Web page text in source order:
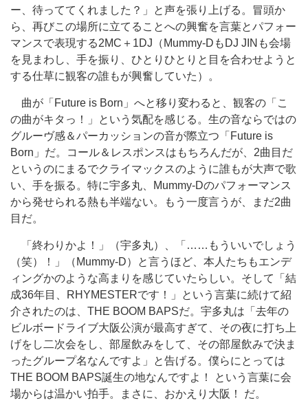
ー、待っててくれました？」と声を張り上げる。冒頭か
ら、再びこの場所に立てることへの興奮を言葉とパフォー
マンスで表現する2MC＋1DJ（Mummy-DもDJ JINも会場
を見まわし、手を振り、ひとりひとりと目を合わせようと
する仕草に観客の誰もが興奮していた）。
曲が「Future is Born」へと移り変わると、観客の「こ
の曲がキタっ！」という気配を感じる。生の音ならではの
グルーヴ感＆パーカッションの音が際立つ「Future is
Born」だ。コール＆レスポンスはもちろんだが、2曲目だ
というのにまるでクライマックスのように誰もが大声で歌
い、手を振る。特に宇多丸、Mummy-Dのパフォーマンス
から発せられる熱も半端ない。もう一度言うが、まだ2曲
目だ。
「終わりかよ！」（宇多丸）、「……もういいでしょう
（笑）！」（Mummy-D）と言うほど、本人たちもエンデ
ィングかのような高まりを感じていたらしい。そして「結
成36年目、RHYMESTERです！」という言葉に続けて紹
介されたのは、THE BOOM BAPSだ。宇多丸は「去年の
ビルボードライブ大阪公演が最高すぎて、その夜に打ち上
げをし二次会をし、部屋飲みをして、その部屋飲みで決ま
ったグループ名なんですよ」と告げる。僕らにとっては
THE BOOM BAPS誕生の地なんですよ！ という言葉に会
場からは温かい拍手。まさに、おかえり大阪！ だ。